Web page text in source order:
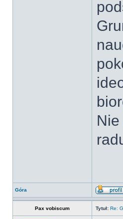
Nie
Góra
Pax vobiscum Tytuł: Re: